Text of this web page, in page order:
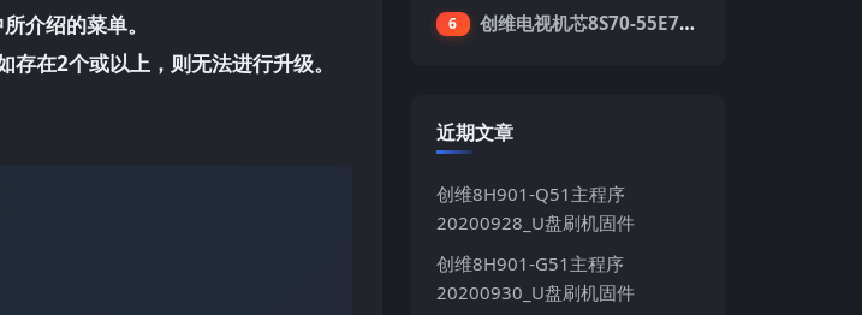
介绍的菜单。
在2个或以上，则无法进行升级。
6 创维电视机芯8S70-55E710S系列酷开5.05刷机固件
近期文章
创维8H901-Q51主程序
20200928_U盘刷机固件
创维8H901-G51主程序
20200930_U盘刷机固件